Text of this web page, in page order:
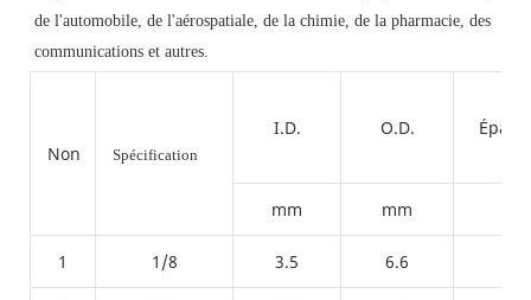
de l'automobile, de l'aérospatiale, de la chimie, de la pharmacie, des
communications et autres.
Non Spécification
I.D. O.D.
mm mm
1 1/8 3.5 6.6